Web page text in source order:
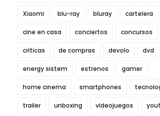
Xiaomi blu-ray bluray cartelera
cine en casa conciertos concursos
críticas de compras devolo dvd
energy sistem estrenos gamer
home cinema smartphones
trailer unboxing videojuegos